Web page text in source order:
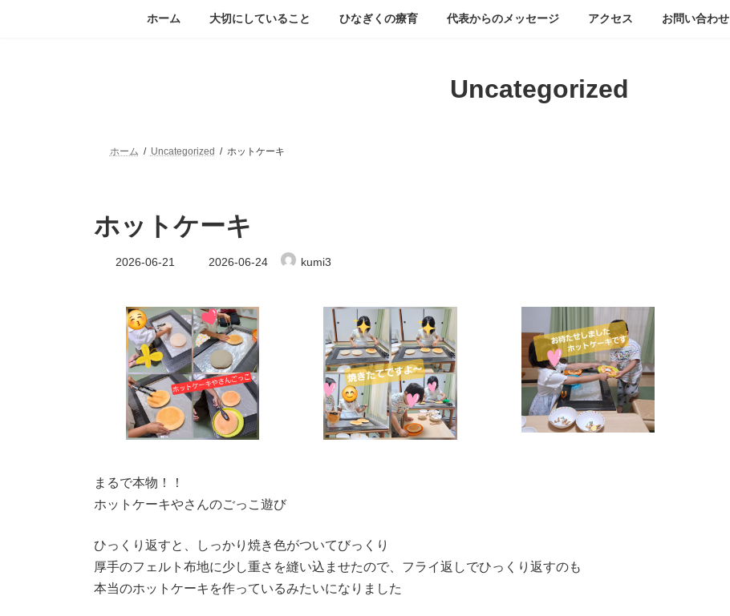
ホーム 大切にしていること ひなぎくの療育 代表からのメッセージ アクセス お問い合わせ
Uncategorized
ホーム Uncategorized ホットケーキ
ホットケーキ
2026-06-21
最
終
日
時
:
2026-06-24 kumi3
まるで本物！！
ホットケーキやさんのごっこ遊び
ひっくり返すと、しっかり焼き色がついてびっくり
厚手のフェルト布地に少し重さを縫い込ませたので、フライ返しでひっくり返すのも
本当のホットケーキを作っているみたいになりました